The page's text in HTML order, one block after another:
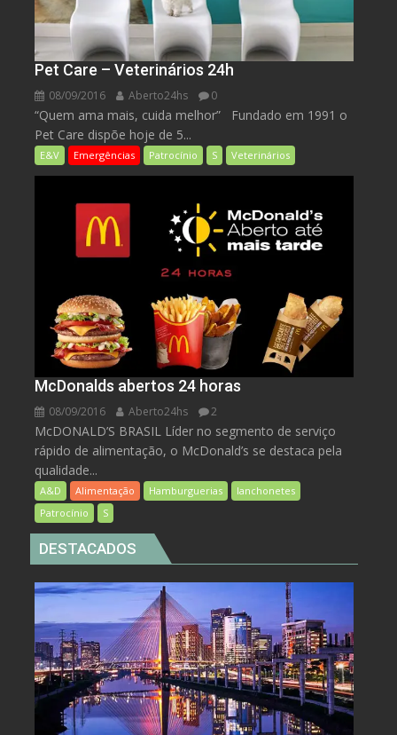
Pet Care – Veterinários 24h
08/09/2016 Aberto24hs 0
“Quem ama mais, cuida melhor” Fundado em 1991 o
Pet Care dispõe hoje de 5...
E&V Emergências Patrocínio S Veterinários
McDonalds abertos 24 horas
08/09/2016 Aberto24hs 2
McDONALD’S BRASIL Líder no segmento de serviço
rápido de alimentação, o McDonald’s se destaca pela
qualidade...
A&D Alimentação Hamburguerias
lanchonetes
Patrocínio
S
DESTACADOS